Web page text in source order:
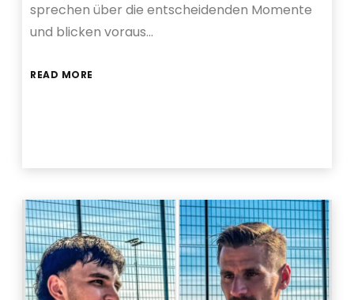
sprechen über die entscheidenden Momente
und blicken voraus…
READ MORE